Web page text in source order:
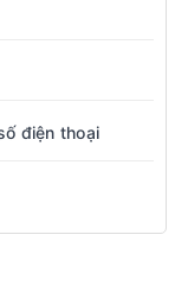
điện thoại